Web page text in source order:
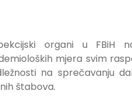
organi u FBiH
mjera svim
na sprečavanju
štabova.